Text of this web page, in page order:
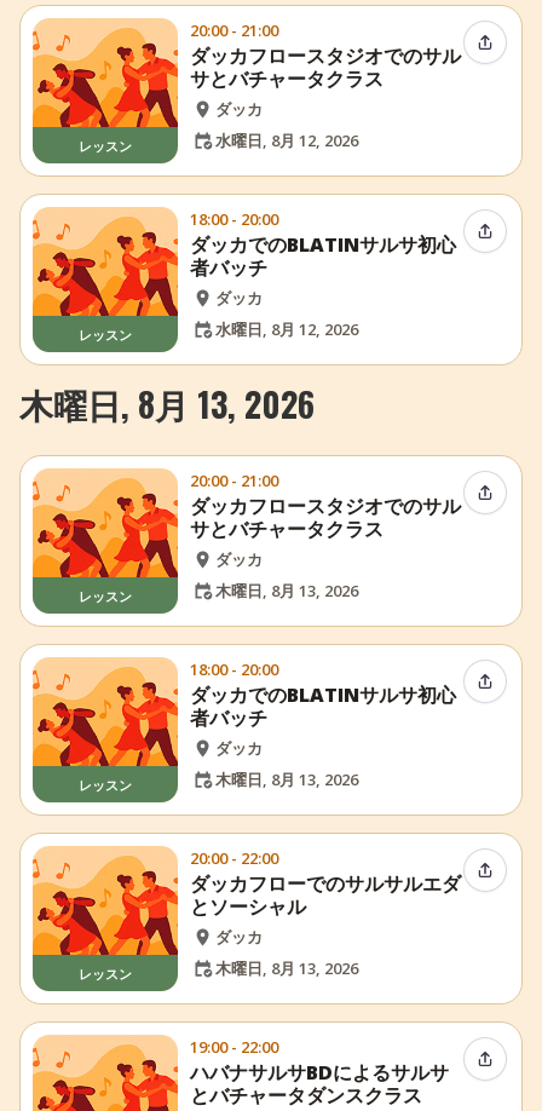
レッスン
20:00 - 21:00
ダッカフロースタジオでのサル
サとバチャータクラス
ダッカ
水曜日, 8月 12, 2026
イベン
レッスン
18:00 - 20:00
ダッカでのBLATINサルサ初心
者バッチ
ダッカ
水曜日, 8月 12, 2026
イベン
木曜日, 8月 13, 2026
レッスン
20:00 - 21:00
ダッカフロースタジオでのサル
サとバチャータクラス
ダッカ
木曜日, 8月 13, 2026
イベン
レッスン
18:00 - 20:00
ダッカでのBLATINサルサ初心
者バッチ
ダッカ
木曜日, 8月 13, 2026
イベン
レッスン
20:00 - 22:00
ダッカフローでのサルサルエダ
とソーシャル
ダッカ
木曜日, 8月 13, 2026
イベン
19:00 - 22:00
ハバナサルサBDによるサルサ
とバチャータダンスクラス
イベン